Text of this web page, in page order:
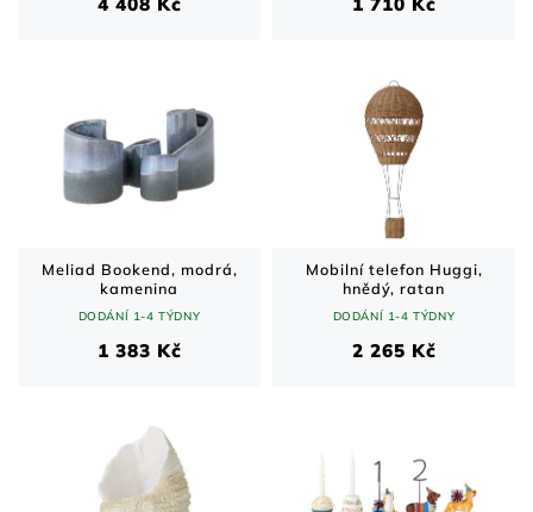
Meliad Bookend, modrá,
kamenina
DODÁNÍ 1-4 TÝDNY
1 383 Kč
Mobilní telefon Huggi,
hnědý, ratan
DODÁNÍ 1-4 TÝDNY
2 265 Kč